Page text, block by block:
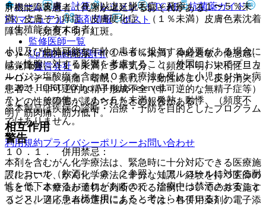
肝機能障害患者：代謝が遅延するおそれがある。
（生殖能を有する者）
小児及び生殖可能な年齢の患者に投与する必要がある場合に
は、性腺に対する影響を考慮すること。外国においてプロカ
ルバジン塩酸塩を含むＭＯＰＰ療法を受けた小児ホジキン病
患者で、非可逆的な精子形成不全（非可逆的な無精子症等）
などの性腺障害が認められたとの報告がある。
相互作用
１０．１． 併用禁忌：
アルコール（飲酒）〔２．２参照〕［アルコールに対する耐
性を低下させるおそれがあるので、治療中は禁酒させること
（ジスルフィラム様作用によると考えられている）］。
５）． 皮膚：（５％以上）脱毛症、発疹、（１〜５％未
満）皮膚そう痒症、皮膚硬化症、（１％未満）皮膚色素沈着
障害、（頻度不明）紅斑。
６）． 精神神経系：（１〜５％未満）神経過敏、倦怠感、
感覚障害、（１％未満）多幸気分、（頻度不明）末梢性ニュ
ーロパチー、頭痛、嗜眠、振戦、浮動性めまい、反射消失。
７）． その他：（１〜５％未満）発熱、動悸、（頻度不
明）筋肉痛、筋力低下。
警告
本剤を含むがん化学療法は、緊急時に十分対応できる医療施
設において、がん化学療法に十分な知識・経験を持つ医師の
もとで、本療法が適切と判断される症例についてのみ実施す
ること。適応患者の選択にあたっては、各併用薬剤の電子添
ホーム
表・計算 レジメン CTCAE
抗菌薬ガイド
ERマニュアル
薬剤情報 ポスト
監修医師一覧
UpToDate特別割引
運営会社
© 2021 HOKUTO Inc. All rights reserved.
※本製品は疾病の診断・治療・予防を目的としたプログラム
ではありません。
利用規約プライバシーポリシーお問い合わせ